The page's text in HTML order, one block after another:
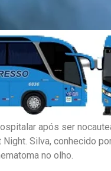
após ser
Silva, conhecido
no olho.